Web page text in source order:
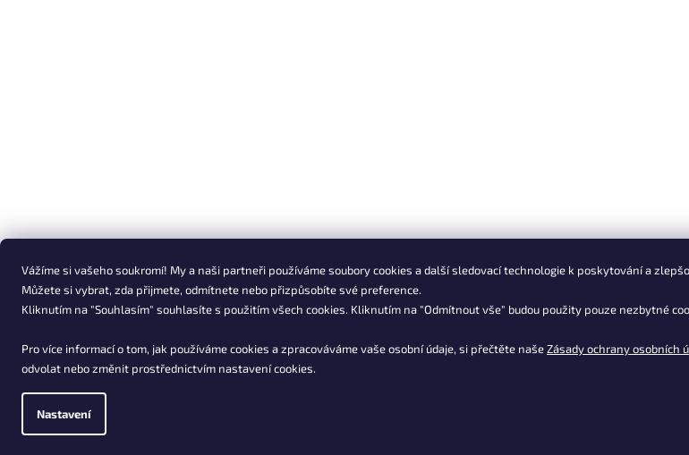
Vážíme si vašeho soukromí! My a naši partneři používáme soubory cookies a další sledovací technologie k poskytování a
Můžete si vybrat, zda přijmete, odmítnete nebo přizpůsobíte své preference.
Kliknutím na "Souhlasím" souhlasíte s použitím všech cookies. Kliknutím na "Odmítnout vše" budou použity pouze nezbytné
Pro více informací o tom, jak používáme cookies a zpracováváme vaše osobní údaje, si přečtěte našeZásady ochrany osobních
odvolat nebo změnit prostřednictvím nastavení cookies.
Nastavení